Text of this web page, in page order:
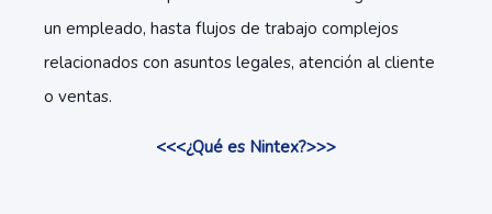
un empleado, hasta flujos de trabajo complejos
relacionados con asuntos legales, atención al cliente
o ventas.
<<<¿Qué es Nintex?>>>